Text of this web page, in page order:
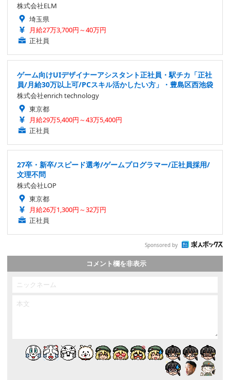
株式会社ELM
埼玉県
月給27万3,700円～40万円
正社員
ゲーム向けUIデザイナーアシスタント正社員・駅チカ「正社
員/月給30万以上可/PCスキル活かしたい方」・豊島区西池袋
株式会社enrich technology
東京都
月給29万5,400円～43万5,400円
正社員
27卒・新卒/スピード選考/ゲームプログラマー/正社員採用/
文理不問
株式会社LOP
東京都
月給26万1,300円～32万円
正社員
Sponsored by
コメント欄を非表示